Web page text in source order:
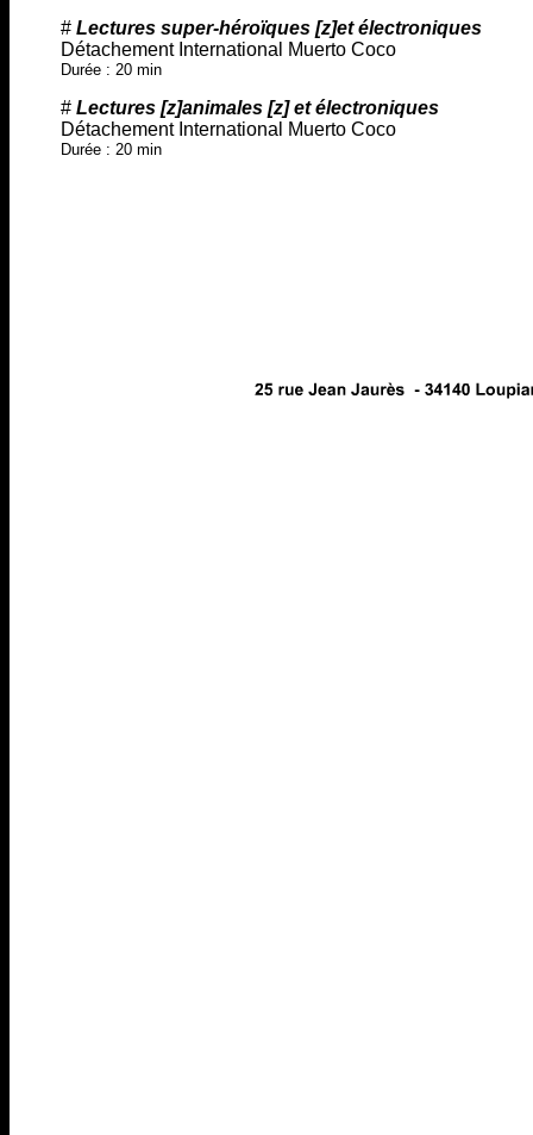
# Lectures super-héroïques [z]et électroniques
Détachement International Muerto Coco
Durée : 20 min
# Lectures [z]animales [z] et électroniques
Détachement International Muerto Coco
Durée : 20 min